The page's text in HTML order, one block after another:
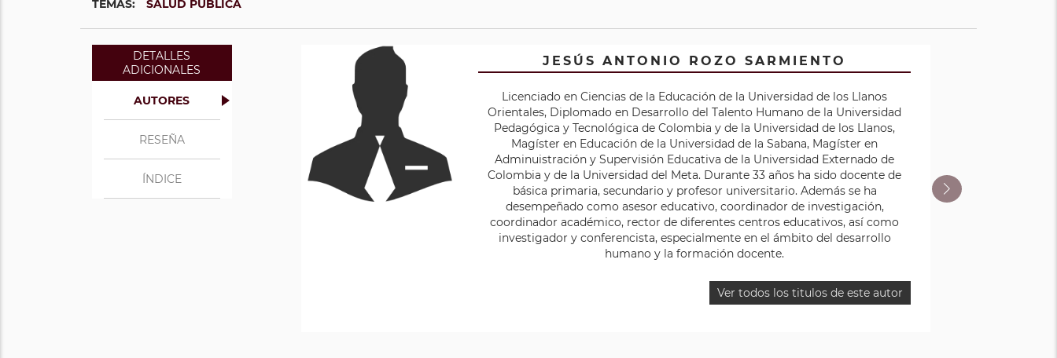
TEMAS: SALUD PÚBLICA
DETALLES
ADICIONALES
AUTORES
RESEÑA
ÍNDICE
JESÚS ANTONIO ROZO SARMIENTO
Licenciado en Ciencias de la Educación de la Universidad de los Llanos
Orientales, Diplomado en Desarrollo del Talento Humano de la Universidad
Pedagógica y Tecnológica de Colombia y de la Universidad de los Llanos,
Magíster en Educación de la Universidad de la Sabana, Magíster en
Adminuistración y Supervisión Educativa de la Universidad Externado de
Colombia y de la Universidad del Meta. Durante 33 años ha sido docente de
básica primaria, secundario y profesor universitario. Además se ha
desempeñado como asesor educativo, coordinador de investigación,
coordinador académico, rector de diferentes centros educativos, así como
investigador y conferencista, especialmente en el ámbito del desarrollo
humano y la formación docente.
Ver todos los titulos de este autor
RICARDO JULIANO ROZO VALENCIA
Director Ejecutivo de la Fundación SER para el Desarrollo del Potencial
Humano. Su trabajo ha estado dirigido hacia la prevención de la drogadicción
en el nivel primario en niños, adolescentes y madres reclusas, en diferentes
fundaciones y centros carcelarios del país. Con la Fundación Nueva Era Social
(N.E.S.) ha desarrollado trabajo preventivo a la vinculación del conflicto
armado colombiano y educación en valores, en niños y jóvenes de algunos
municiíos del departamento del Meta.
Ver todos los titulos de este autor